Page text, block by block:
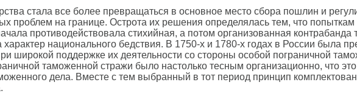
стала все более превращаться в основное место сбора пошлин и
проблем на границе. Острота их решения определялась тем, что попыткам
противодействовала стихийная, а потом организованная
характер национального бедствия. В 1750-х и 1780-х годах в России была
широкой поддержке их деятельности со стороны особой пограничной
таможенной стражи было настолько тесным организационно, что
дела. Вместе с тем выбранный в тот период принцип